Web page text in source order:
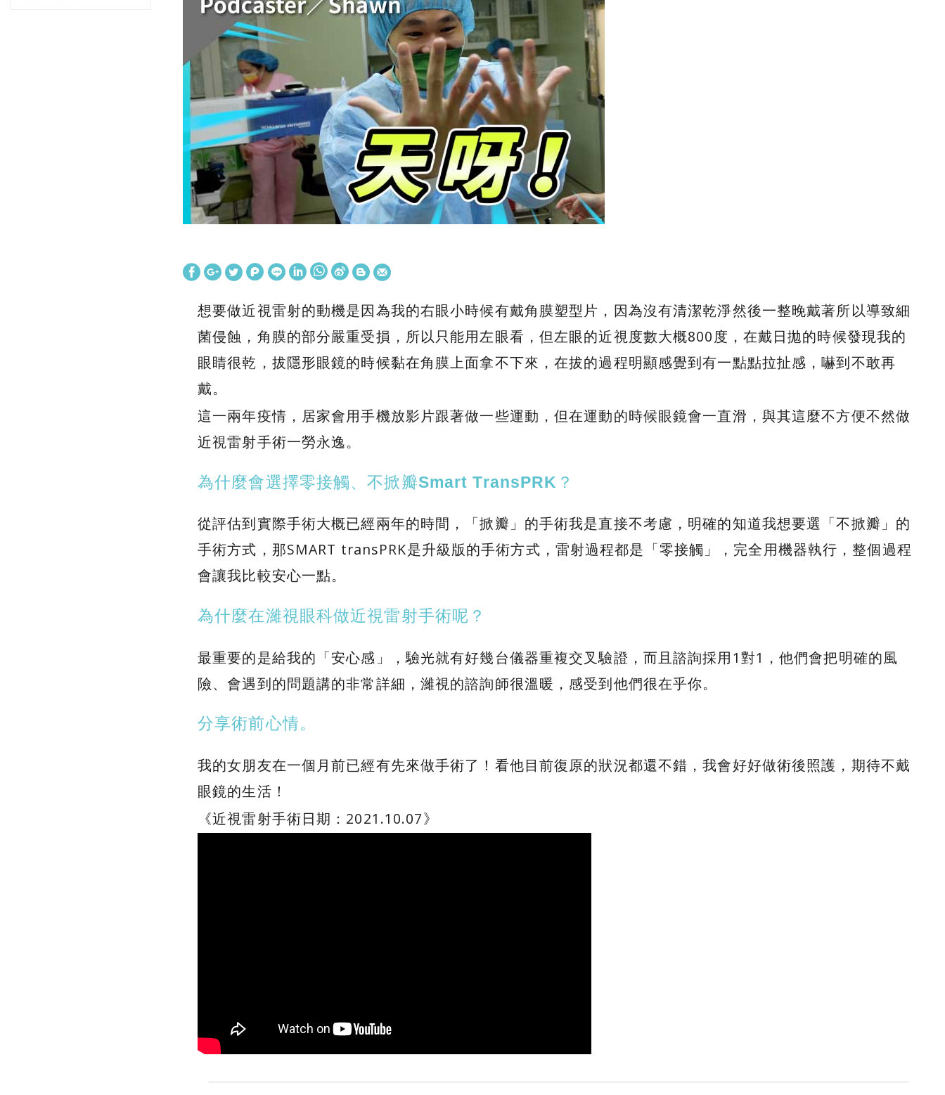
想要做近視雷射的動機是因為我的右眼小時候有戴角膜塑型片，因為沒有清潔乾淨然後一整晚戴著所以導致細
菌侵蝕，角膜的部分嚴重受損，所以只能用左眼看，但左眼的近視度數大概800度，在戴日拋的時候發現我的
眼睛很乾，拔隱形眼鏡的時候黏在角膜上面拿不下來，在拔的過程明顯感覺到有一點點拉扯感，嚇到不敢再
戴。
這一兩年疫情，居家會用手機放影片跟著做一些運動，但在運動的時候眼鏡會一直滑，與其這麼不方便不然做
近視雷射手術一勞永逸。
為什麼會選擇零接觸、不掀瓣Smart TransPRK？
從評估到實際手術大概已經兩年的時間，「掀瓣」的手術我是直接不考慮，明確的知道我想要選「不掀瓣」的
手術方式，那SMART transPRK是升級版的手術方式，雷射過程都是「零接觸」，完全用機器執行，整個過程
會讓我比較安心一點。
為什麼在濰視眼科做近視雷射手術呢？
最重要的是給我的「安心感」，驗光就有好幾台儀器重複交叉驗證，而且諮詢採用1對1，他們會把明確的風
險、會遇到的問題講的非常詳細，濰視的諮詢師很溫暖，感受到他們很在乎你。
分享術前心情。
我的女朋友在一個月前已經有先來做手術了！看他目前復原的狀況都還不錯，我會好好做術後照護，期待不戴
眼鏡的生活！
《近視雷射手術日期：2021.10.07》